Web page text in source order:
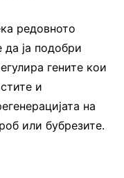
редовното
ја подобри
гените кои
и
на
или бубрезите.